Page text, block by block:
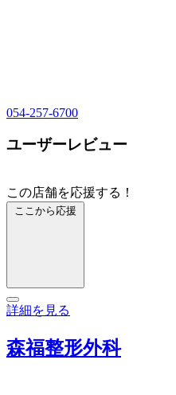
054-257-6700
ユーザーレビュー
この店舗を応援する！
ここから応援
詳細を見る
森福整形外科